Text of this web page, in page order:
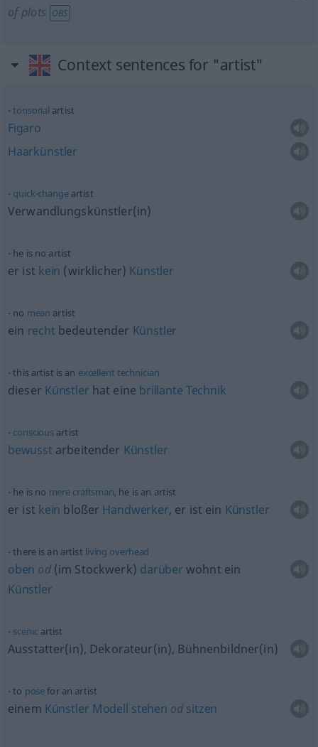
of plots OBS
Context sentences for "artist"
tonsorial artist
Figaro
Haarkünstler
quick-changeartist
Verwandlungskünstler(in)
he is no artist
er ist kein (wirklicher) Künstler
no mean artist
ein recht bedeutender Künstler
this artist is an excellent technician
dieser Künstler hat eine brillante Technik
conscious artist
bewusst arbeitender Künstler
he is no mere craftsman, he is an artist
er ist kein bloßer Handwerker, er ist ein Künstler
there is an artist living overhead
oben od(im Stockwerk) darüber wohnt ein
Künstler
scenicartist
Ausstatter(in), Dekorateur(in), Bühnenbildner(in)
to posefor an artist
einem Künstler Modell stehen od sitzen